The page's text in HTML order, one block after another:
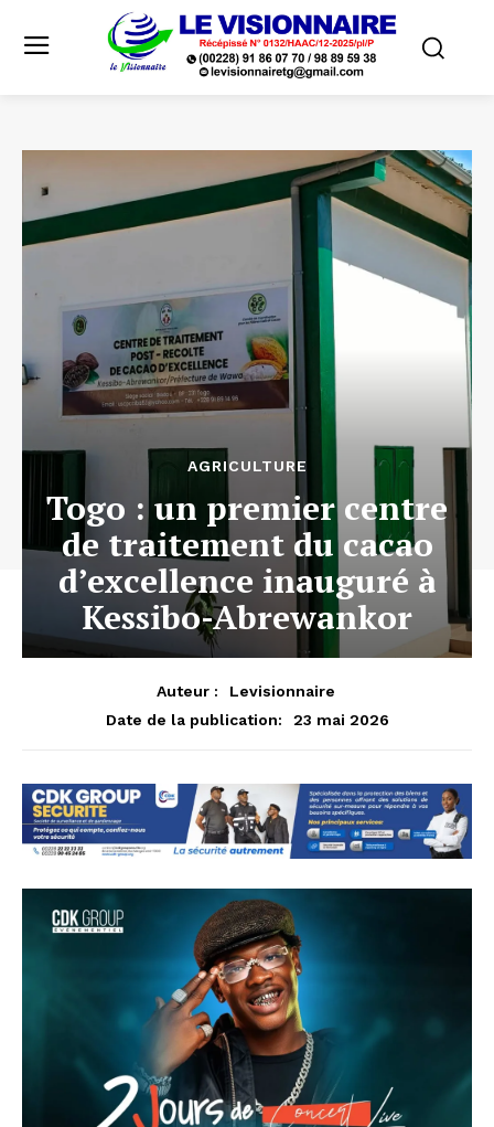
AGRICULTURE
Togo : un premier centre
de traitement du cacao
d’excellence inauguré à
Kessibo-Abrewankor
Auteur :
Levisionnaire
Date de la publication:
23 mai 2026